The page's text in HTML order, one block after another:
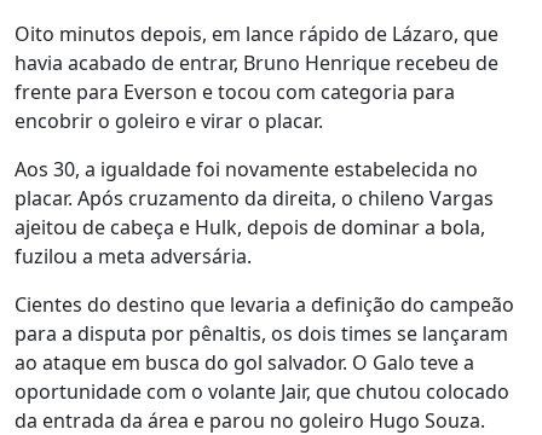
Oito minutos depois, em lance rápido de Lázaro, que
havia acabado de entrar, Bruno Henrique recebeu de
frente para Everson e tocou com categoria para
encobrir o goleiro e virar o placar.
Aos 30, a igualdade foi novamente estabelecida no
placar. Após cruzamento da direita, o chileno Vargas
ajeitou de cabeça e Hulk, depois de dominar a bola,
fuzilou a meta adversária.
Cientes do destino que levaria a definição do campeão
para a disputa por pênaltis, os dois times se lançaram
ao ataque em busca do gol salvador. O Galo teve a
oportunidade com o volante Jair, que chutou colocado
da entrada da área e parou no goleiro Hugo Souza.